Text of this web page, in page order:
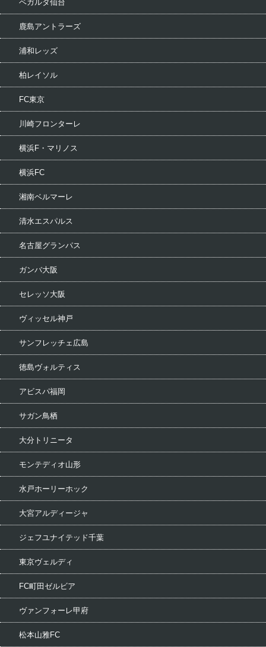
ベガルタ仙台
鹿島アントラーズ
浦和レッズ
柏レイソル
FC東京
川崎フロンターレ
横浜F・マリノス
横浜FC
湘南ベルマーレ
清水エスパルス
名古屋グランパス
ガンバ大阪
セレッソ大阪
ヴィッセル神戸
サンフレッチェ広島
徳島ヴォルティス
アビスパ福岡
サガン鳥栖
大分トリニータ
モンテディオ山形
水戸ホーリーホック
大宮アルディージャ
ジェフユナイテッド千葉
東京ヴェルディ
FC町田ゼルビア
ヴァンフォーレ甲府
松本山雅FC